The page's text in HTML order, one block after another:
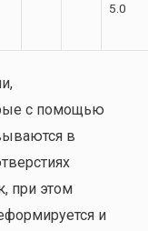
5.0
с помощью
в
при этом
и